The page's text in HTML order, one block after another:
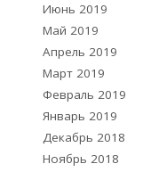
Июнь 2019
Май 2019
Апрель 2019
Март 2019
Февраль 2019
Январь 2019
Декабрь 2018
Ноябрь 2018